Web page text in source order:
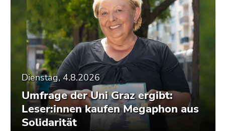
Dienstag, 4.8.2026
Umfrage der Uni Graz ergibt:
Leser:innen kaufen Megaphon aus
Solidarität